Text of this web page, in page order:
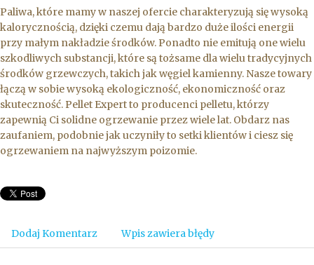
Paliwa, które mamy w naszej ofercie charakteryzują się wysoką
kalorycznością, dzięki czemu dają bardzo duże ilości energii
przy małym nakładzie środków. Ponadto nie emitują one wielu
szkodliwych substancji, które są tożsame dla wielu tradycyjnych
środków grzewczych, takich jak węgiel kamienny. Nasze towary
łączą w sobie wysoką ekologiczność, ekonomiczność oraz
skuteczność. Pellet Expert to producenci pelletu, którzy
zapewnią Ci solidne ogrzewanie przez wiele lat. Obdarz nas
zaufaniem, podobnie jak uczyniły to setki klientów i ciesz się
ogrzewaniem na najwyższym poizomie.
Dodaj Komentarz Wpis zawiera błędy